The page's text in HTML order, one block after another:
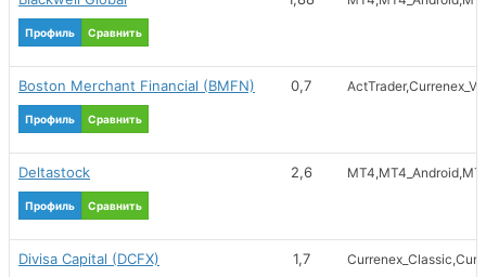
Профиль Сравнить
Boston Merchant Financial (BMFN)
Профиль Сравнить
0,7 ActTrader
Deltastock
Профиль Сравнить
2,6 MT4 MT4_Android
Divisa Capital (DCFX) 1,7 Currenex_Classic